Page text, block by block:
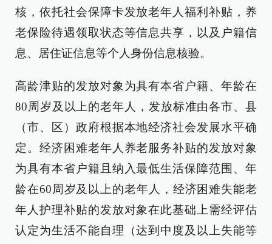
核，依托社会保障卡发放老年人福利补贴，养
老保险待遇领取状态等信息共享，以及户籍信
息、居住证信息等个人身份信息核验。
高龄津贴的发放对象为具有本省户籍、年龄在
80周岁及以上的老年人，发放标准由各市、县
（市、区）政府根据本地经济社会发展水平确
定。经济困难老年人养老服务补贴的发放对象
为具有本省户籍且纳入最低生活保障范围、年
龄在60周岁及以上的老年人，经济困难失能老
年人护理补贴的发放对象在此基础上需经评估
认定为生活不能自理（达到中度及以上失能等